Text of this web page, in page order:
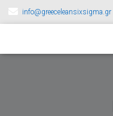
info@greeceleansixsigma.gr